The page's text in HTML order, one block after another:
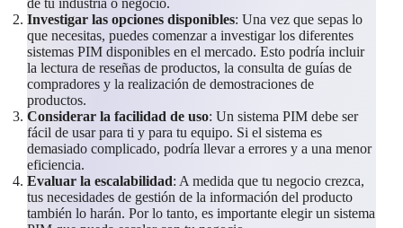
de tu industria o negocio.
Investigar las opciones disponibles: Una vez que sepas lo
que necesitas, puedes comenzar a investigar los diferentes
sistemas PIM disponibles en el mercado. Esto podría incluir
la lectura de reseñas de productos, la consulta de guías de
compradores y la realización de demostraciones de
productos.
Considerar la facilidad de uso: Un sistema PIM debe ser
fácil de usar para ti y para tu equipo. Si el sistema es
demasiado complicado, podría llevar a errores y a una menor
eficiencia.
Evaluar la escalabilidad: A medida que tu negocio crezca,
tus necesidades de gestión de la información del producto
también lo harán. Por lo tanto, es importante elegir un sistema